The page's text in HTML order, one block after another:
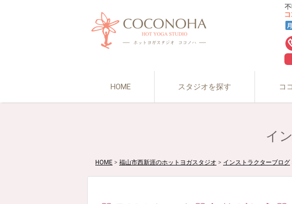
HOME スタジオを探す コ
イ
HOME > 福山市西新涯のホットヨガスタジオ > インストラクターブログ